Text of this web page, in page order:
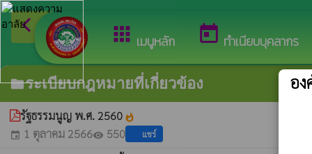
apps เมนูหลัก today ทำเนียบบุคลากร
arrow_back_ios กลับเมนูหลัก
folderระเบียบกฎหมายที่เกี่ยวข้อง
รัฐธรรมนูญ พ.ศ. 2560 whatshot
event 1 ตุลาคม 2566visibility 550 แชร์
อ